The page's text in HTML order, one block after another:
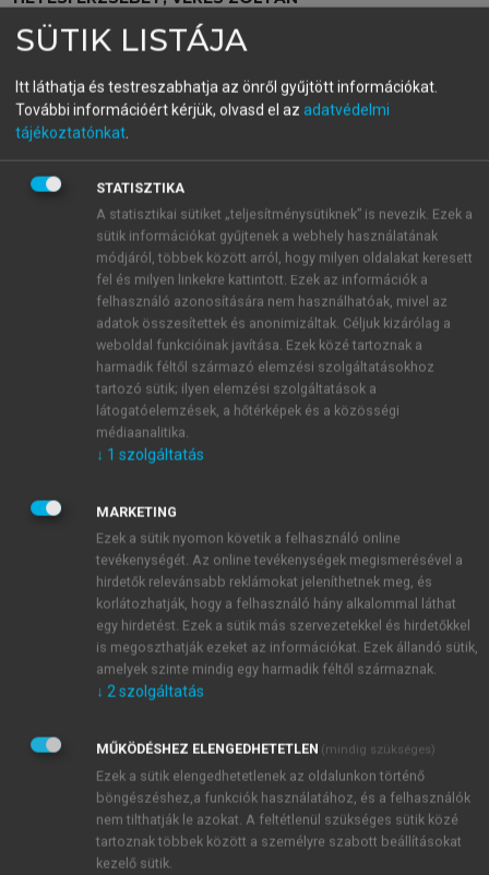
Nonbusiness marketing
menu_book OLVASÁS
Környezetelemzés
A sikeres működés alapja, hogy ismerjük azt a
környezeti feltételrendszert, amelyben tevékenykedni
vagyunk kénytelenek. Egy vállalkozó könnyen
kiléphet a piacról, ha azt nem tartja a maga számára
jövedelmezőnek, kedvezőnek vagy vonzónak, egy
vállalat megpróbálkozhat nemzetközi piacra lépéssel,
ha nem megfelelőek a hazai viszonyok, a
költségvetési szervezetek azonban általában csak az
adott társadalom környezeti feltételei között
működhetnek. Egy regionális ellátási felelősséggel
bíró kórház nem mehet külföldre, mint ahogy egy
óvoda vagy egy községi rendőrség sem teheti át
székhelyét egy másik településre. Éppen ezért,
amikor a költségvetési szervezet próbálja felmérni
működési körülményeit, akkor azt a makro- és
mikrokörnyezeti tényezők elemzésével célszerű
SÜTIK LISTÁJA
Itt láthatja és testreszabhatja az önről gyűjtött információkat.
További információért kérjük, olvasd el az adatvédelmi
tájékoztatónkat.
STATISZTIKA
A statisztikai sütiket „teljesítménysütiknek” is nevezik. Ezek a
sütik információkat gyűjtenek a webhely használatának
módjáról, többek között arról, hogy milyen oldalakat keresett
fel és milyen linkekre kattintott. Ezek az információk a
felhasználó azonosítására nem használhatóak, mivel az
adatok összesítettek és anonimizáltak. Céljuk kizárólag a
weboldal funkcióinak javítása. Ezek közé tartoznak a
harmadik féltől származó elemzési szolgáltatásokhoz
tartozó sütik; ilyen elemzési szolgáltatások a
látogatóelemzések, a hőtérképek és a közösségi
médiaanalitika.
↓ 1 szolgáltatás
MARKETING
Ezek a sütik nyomon követik a felhasználó online
tevékenységét. Az online tevékenységek megismerésével a
hirdetők relevánsabb reklámokat jeleníthetnek meg, és
korlátozhatják, hogy a felhasználó hány alkalommal láthat
egy hirdetést. Ezek a sütik más szervezetekkel és hirdetőkkel
is megoszthatják ezeket az információkat. Ezek állandó sütik,
amelyek szinte mindig egy harmadik féltől származnak.
↓ 2szolgáltatás
MŰKÖDÉSHEZ ELENGEDHETETLEN (mindig szükséges)
Ezek a sütik elengedhetetlenek az oldalunkon történő
böngészéshez,a funkciók használatához, és a felhasználók
nem tilthatják le azokat. A feltétlenül szükséges sütik közé
tartoznak többek között a személyre szabott beállításokat
kezelő sütik.